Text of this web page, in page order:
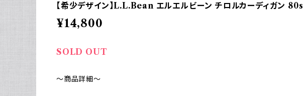
【希少デザイン】L.L.Bean エルエルビーン チロルカーディガン 80s
¥14,800
SOLD OUT
～商品詳細～